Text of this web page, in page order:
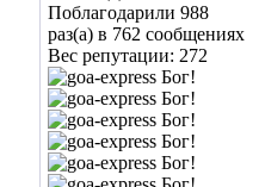
Поблагодарили 988
раз(а) в 762 сообщениях
Вес репутации: 272